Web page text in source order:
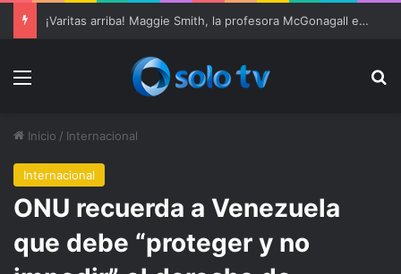
Ter Stegen operado “satisfactoriamente” de una rotura completa del tendón rotuliano
Menu
Inicio / Internacional
Internacional
ONU recuerda a Venezuela
que debe “proteger y no